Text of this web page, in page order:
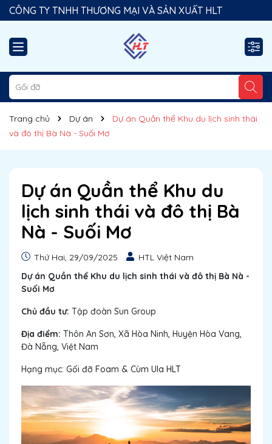
CÔNG TY TNHH THƯƠNG MẠI VÀ SẢN XUẤT HLT
Giải pháp gối đỡ Foam & phụ kiện chất lượng cao!
Trang chủ Dự án
Dự án Quần thể Khu du lịch sinh thái
và đô thị Bà Nà - Suối Mơ
Dự án Quần thể Khu du
lịch sinh thái và đô thị Bà
Nà - Suối Mơ
Thứ Hai, 29/09/2025
HTL Việt Nam
Dự án Quần thể Khu du lịch sinh thái và đô thị Bà Nà -
Suối Mơ
Chủ đầu tư: Tập đoàn Sun Group
Địa điểm: Thôn An Sơn, Xã Hòa Ninh, Huyện Hòa Vang,
Đà Nẵng, Việt Nam
Hạng mục: Gối đỡ Foam & Cùm Ula HLT